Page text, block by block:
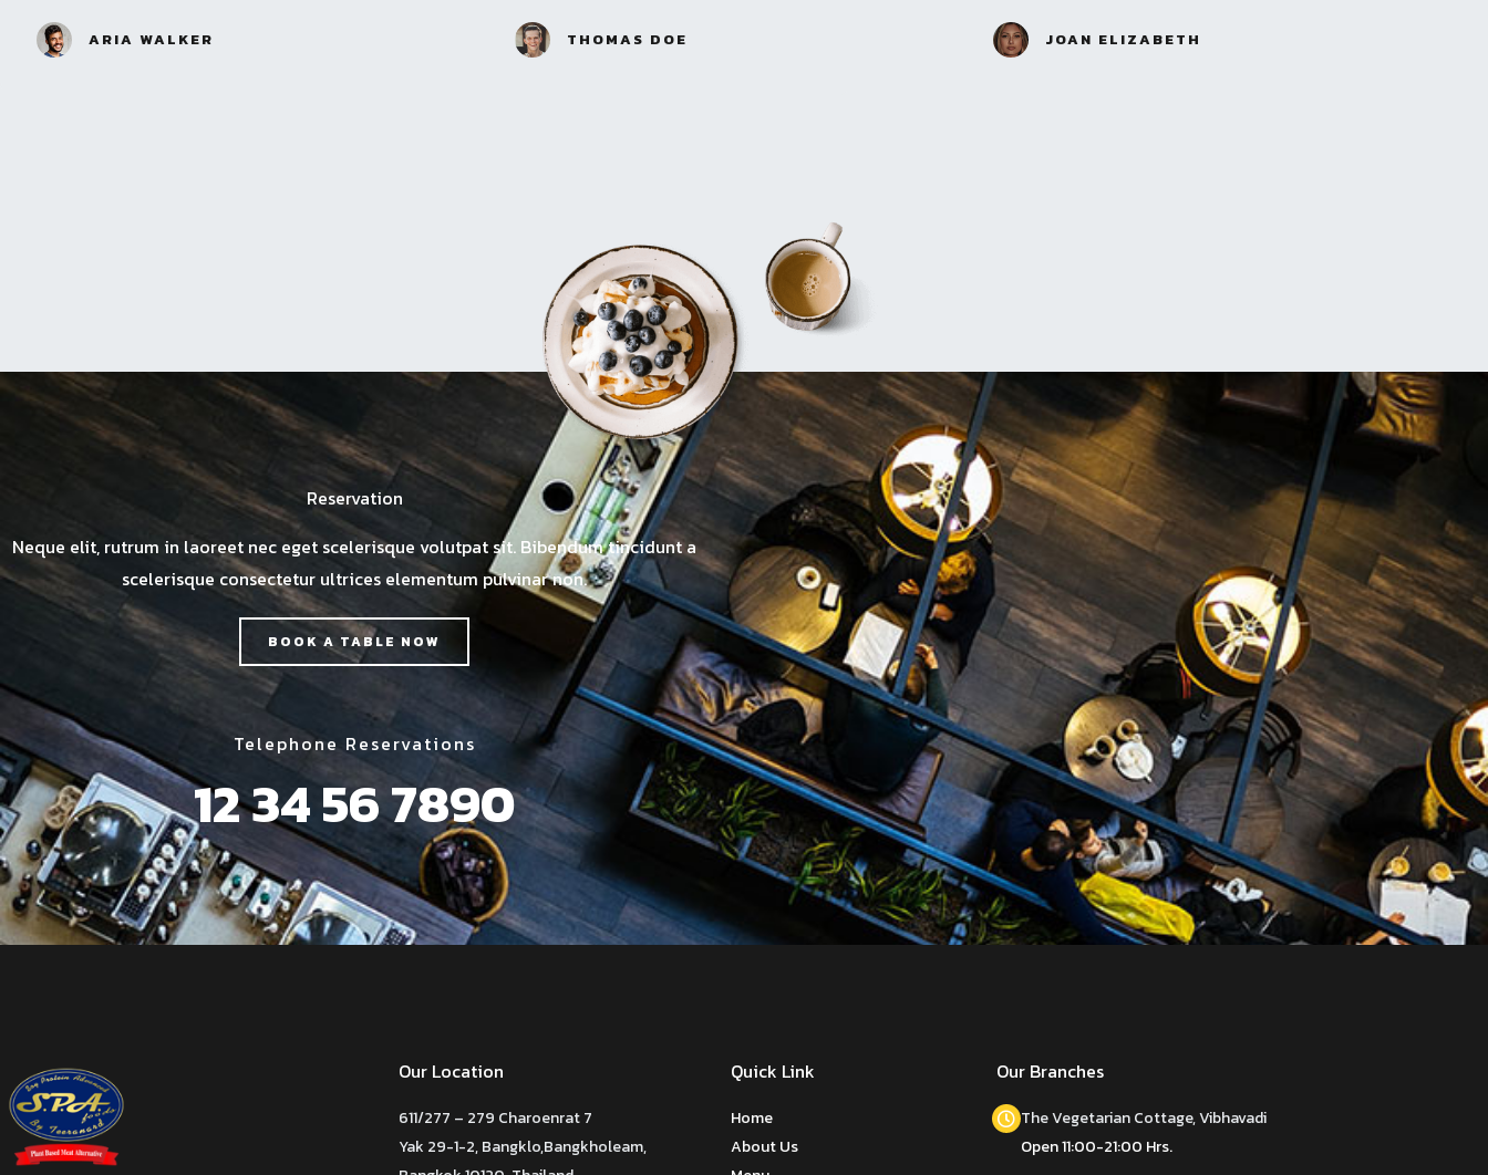
ARIA WALKER THOMAS DOE JOAN ELIZABETH
Reservation
Neque elit, rutrum in laoreet nec eget scelerisque volutpat sit. Bibendum tincidunt a
scelerisque consectetur ultrices elementum pulvinar non.
BOOK A TABLE NOW
Telephone Reservations
12 34 56 7890
Our Location
611/277 – 279 Charoenrat 7
Yak 29-1-2, Bangklo,Bangkholeam,
Quick Link
Home
About Us
Our Branches
The Vegetarian Cottage, Vibhavadi
Open 11:00-21:00 Hrs.